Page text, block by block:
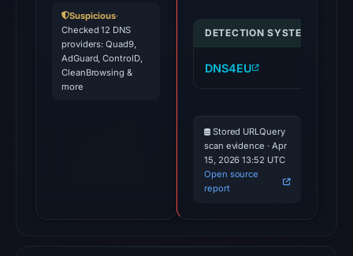
Suspicious·
Checked 12 DNS
providers: Quad9,
AdGuard, ControlD,
CleanBrowsing &
more
DETECTION SYSTEM
DNS4EU
Stored URLQuery
scan evidence · Apr
15, 2026 13:52 UTC
Open source
report